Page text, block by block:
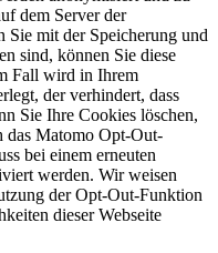
dem Server der
mit der Speicherung und
sind, können Sie diese
Fall wird in Ihrem
der verhindert, dass
Sie Ihre Cookies löschen,
das Matomo Opt-Out-
bei einem erneuten
werden. Wir weisen
der Opt-Out-Funktion
dieser Webseite